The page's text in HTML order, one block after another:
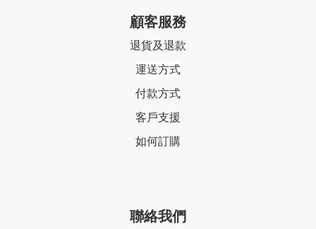
顧客服務
退貨及退款
運送方式
付款方式
客戶支援
如何訂購
聯絡我們